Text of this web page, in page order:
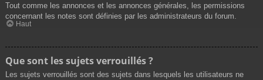
Tout comme les annonces et les annonces générales, les permissions
concernant les notes sont définies par les administrateurs du forum.
Haut
Que sont les sujets verrouillés ?
Les sujets verrouillés sont des sujets dans lesquels les utilisateurs ne